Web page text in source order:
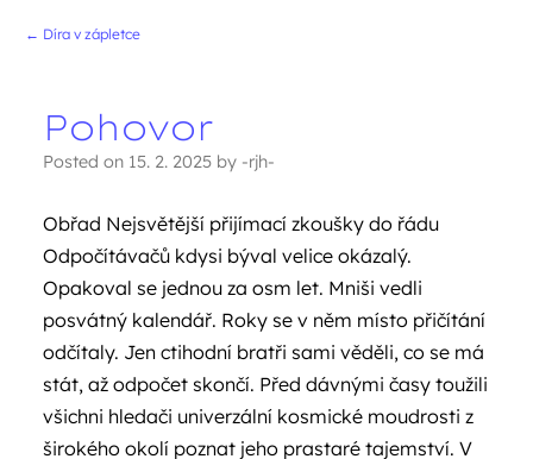
← Díra v zápletce
Pohovor
Posted on 15. 2. 2025 by -rjh-
Obřad Nejsvětější přijímací zkoušky do řádu
Odpočítávačů kdysi býval velice okázalý.
Opakoval se jednou za osm let. Mniši vedli
posvátný kalendář. Roky se v něm místo přičítání
odčítaly. Jen ctihodní bratři sami věděli, co se má
stát, až odpočet skončí. Před dávnými časy toužili
všichni hledači univerzální kosmické moudrosti z
širokého okolí poznat jeho prastaré tajemství. V